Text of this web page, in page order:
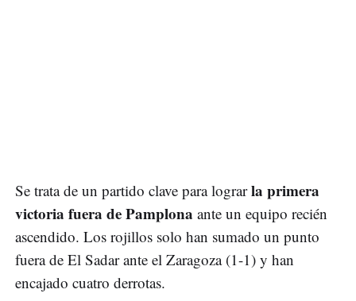
Se trata de un partido clave para lograrla primera
victoria fuera de Pamplona ante un equipo recién
ascendido. Los rojillos solo han sumado un punto
fuera de El Sadar ante el Zaragoza (1-1) y han
encajado cuatro derrotas.